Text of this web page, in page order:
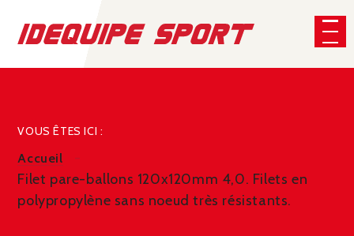
VOUS ÊTES ICI :
Accueil
Filet pare-ballons 120x120mm 4,0. Filets en
polypropylène sans noeud très résistants.